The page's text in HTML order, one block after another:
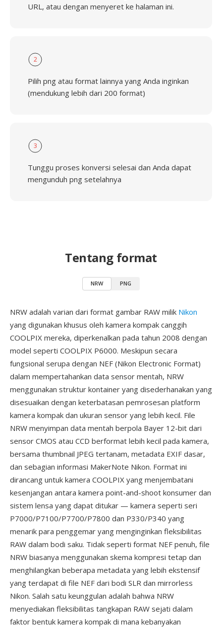
URL, atau dengan menyeret ke halaman ini.
2
Pilih png atau format lainnya yang Anda inginkan
(mendukung lebih dari 200 format)
3
Tunggu proses konversi selesai dan Anda dapat
mengunduh png setelahnya
Tentang format
NRW PNG
NRW adalah varian dari format gambar RAW milik Nikon
yang digunakan khusus oleh kamera kompak canggih
COOLPIX mereka, diperkenalkan pada tahun 2008 dengan
model seperti COOLPIX P6000. Meskipun secara
fungsional serupa dengan NEF (Nikon Electronic Format)
dalam mempertahankan data sensor mentah, NRW
menggunakan struktur kontainer yang disederhanakan yang
disesuaikan dengan keterbatasan pemrosesan platform
kamera kompak dan ukuran sensor yang lebih kecil. File
NRW menyimpan data mentah berpola Bayer 12-bit dari
sensor CMOS atau CCD berformat lebih kecil pada kamera,
bersama thumbnail JPEG tertanam, metadata EXIF dasar,
dan sebagian informasi MakerNote Nikon. Format ini
dirancang untuk kamera COOLPIX yang menjembatani
kesenjangan antara kamera point-and-shoot konsumer dan
sistem lensa yang dapat ditukar — kamera seperti seri
P7000/P7100/P7700/P7800 dan P330/P340 yang
menarik para penggemar yang menginginkan fleksibilitas
RAW dalam bodi saku. Tidak seperti format NEF penuh, file
NRW biasanya menggunakan skema kompresi tetap dan
menghilangkan beberapa metadata yang lebih ekstensif
yang terdapat di file NEF dari bodi SLR dan mirrorless
Nikon. Salah satu keunggulan adalah bahwa NRW
menyediakan fleksibilitas tangkapan RAW sejati dalam
faktor bentuk kamera kompak di mana kebanyakan